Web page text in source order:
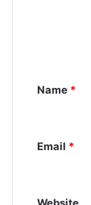
t
Name *
Email *